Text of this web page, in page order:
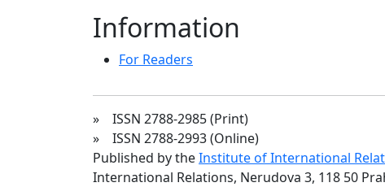
Information
For Readers
» ISSN 2788-2985 (Print)
» ISSN 2788-2993 (Online)
Published by theInstitute of International
International Relations, Nerudova 3, 118 50